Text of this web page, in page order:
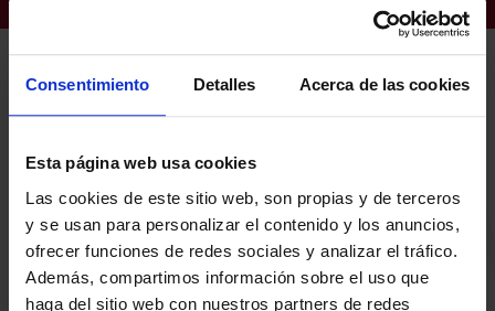
Consentimiento Detalles Acerca de las cookies
Esta página web usa cookies
Las cookies de este sitio web, son propias y de terceros
y se usan para personalizar el contenido y los anuncios,
ofrecer funciones de redes sociales y analizar el tráfico.
Además, compartimos información sobre el uso que
haga del sitio web con nuestros partners de redes
ES EU
NOTICIAS
PLANTILLA
ENTRADAS
NEWSLETTER
últimas noticias y promociones del club.
Email
He leído y acepto laPolítica de privacidaddel SASKI BASKONIA